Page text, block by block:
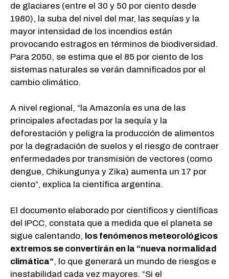
de glaciares (entre el 30 y 50 por ciento desde
1980), la suba del nivel del mar, las sequías y la
mayor intensidad de los incendios están
provocando estragos en términos de biodiversidad.
Para 2050, se estima que el 85 por ciento de los
sistemas naturales se verán damnificados por el
cambio climático.
A nivel regional, “la Amazonía es una de las
principales afectadas por la sequía y la
deforestación y peligra la producción de alimentos
por la degradación de suelos y el riesgo de contraer
enfermedades por transmisión de vectores (como
dengue, Chikungunya y Zika) aumenta un 17 por
ciento”, explica la científica argentina.
El documento elaborado por científicos y científicas
del IPCC, constata que a medida que el planeta se
sigue calentando, los fenómenos meteorológicos
extremos se convertirán en la “nueva normalidad
climática”, lo que generará un mundo de riesgos e
inestabilidad cada vez mayores. “Si el